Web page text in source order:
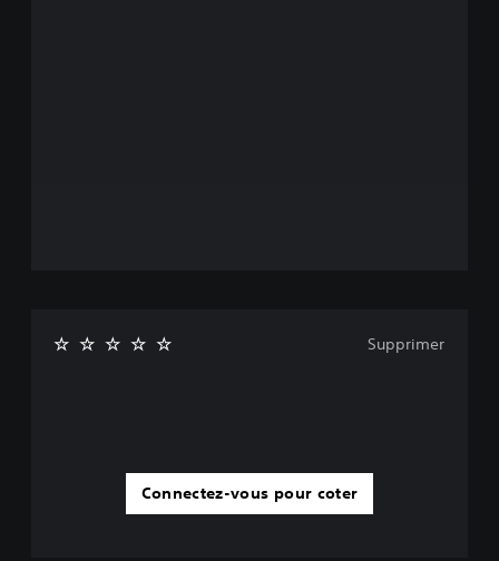
Connectez-vous pour coter
Supprimer